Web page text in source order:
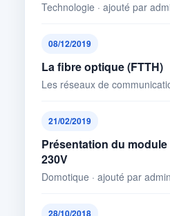
Technologie · ajouté par
08/12/2019
La fibre optique (FTTH)
Les réseaux de
21/02/2019
Présentation du module
230V
Domotique · ajouté par admin
28/10/2018